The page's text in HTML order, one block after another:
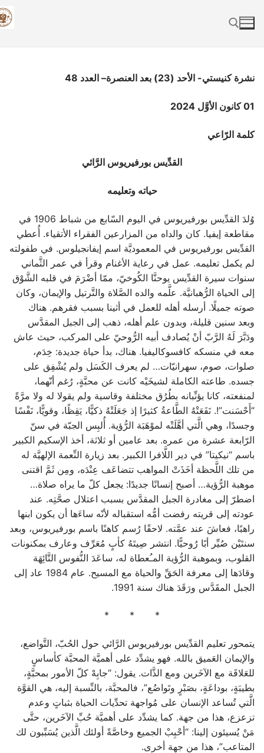
Skip
to
Search for: نشرة كنيستي- الأحد (23) بعد العنصرة – العدد 48
01 كانون الأوَّل 2024
كلمة الرّاعي
القدِّيس بورفيريوس الرَّائي
حياته وتعليمه
وُلدَ القدِّيس بورفيريوس في اليوم السّابع من شباط 1906 في
مقاطعة إيفيا. كان والداه من المزارعين الفقراء الأتقياء. أُعطي
القدِّيس بورفيريوس في المعموديَّة اسم إيفانجيلوس. في طفولته
لم يكمل تعليمه. عمل في رعاية الأغنام وقرأ في عمر الثَّماني
سنوات سيرة القدِّيس يوحنَّا الكُوخيّ، ممّا أضْرَمَ في قلبه الشَّوْق
إلى الحياة الرُّهبانيَّة. علَّمه والده الصَّلاة والتَّرتيل والإيمان، وكان
صوته جميلًا. أرسله أهله للعمل في أثينا بسبب فقرهم. هناك
وبعد سنين قليلة، وبدون علم أهله، ذهب إلى الجبل المقدَّس
ودَبَّرَ لَهُ الرَّبّ أنْ يُصادف أبيه الرُّوحيّ على المركب، حيث عاش
معه في منسكه كافسوكاليفيا. هناك، بدأ حياة جديدة: خِدَم،
صلوات، صوم، سهرانيّات… لم يعرف الكَسَل ولم يُشْفِق على
جسده. طاعته الكاملة لشيخَيْه كانت عن محبَّةٍ، رُغم أنّهما،
لمنفعته، كانا يؤنِّبانه بطُرُق مختلفة وقاسية ولم يقولا له ولا مرَّةً
“أَحْسَنت”!. نَفَعَتْهُ الطَّاعةُ كثيرًا إذ جَعَلَتْهُ ذكيًّا، يَقِظًا، وقويًّا، نَفْسًا
وجسدًا، وهي الَّتي أهَّلَتْه لموْهَبَة الرُّؤية. أُلبِس الجبّة في سنّ
الرّابعة عشرة من عمره. بعد عامين أو ثلاثة، أخذ الإسكيم الكبير
باسم “نيكيتا” في دير اللَّافرا الكبير. بعد زيارة النِّعمة الإلهيَّة له
من تلك اللَّحظة أخَذَتْ المواهب تتضاعَف عِنْدَه، ومِن ثَمَّ اقتنى
موهبة الرُّؤية… أصبح إنسانًا جديدًا: يجعل كلّ ما يراه صلاة…
اضطرّ إلى مغادرة الجبل المقدَّس بسبب اعتلال صحَّتِه. عند
عودته إلى قريته رفضت أمُّه استقباله لأنّه ساءَها أن يكون ابنها
راهبًا، فعاشَ عند عمَّته. لاحقًا رُسم كاهنًا باسم بورفيريوس، وبعد
سنتَيْن صُيِّر أبًا رُوحيًّا. انتشر صِيتَهُ كأبٍ مُعَرِّف وعارف بمكنونات
القلوب، وبموهبة الرُّؤية المـُعطاة له، ساعَدَ النُّفوس التَّائِهَة
وقادَها إلى معرفة الحَقِّ والحياة مع المسيح. عام 1984 عاد إلى
الجبل المقَدَّس ورَقَدَ هناك سنة 1991.
* * *
يتمحور تعليم القدِّيس بورفيريوس الرَّائي حول الحُبّ، التَّواضع،
والإيمان العَميق بالله. فهو يشدِّد على أهميَّة المحبَّة كأساسٍ
للعَلاقَة مع الآخَرين ومع الذَّات. يقول: “جابِهْ كلّ الأمور بمحبَّةٍ،
بطيبَةٍ، بوداعَةٍ، بصَبْرٍ وتَواضُع”، فالمحبَّة، بالنِّسبة إليه، هي القوَّة
الَّتي تُساعد الإنسان على مُواجهة تحدِّيات الحياة بثباتٍ وعدم
تزعزع، هذا من جهة. كما يشدِّد على أهميَّة حُبِّ الآخَرين، حتَّى
مَنْ يُسيئون إلينا: “أحْبِبْ الجميع وخاصَّةً أولئك الَّذين يُسَبِّبون لك
المتاعب”، هذا من جهة أخرى.